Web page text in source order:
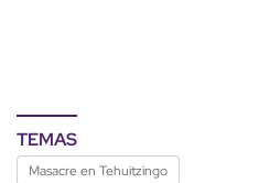
TEMAS
Masacre en Tehuitzingo